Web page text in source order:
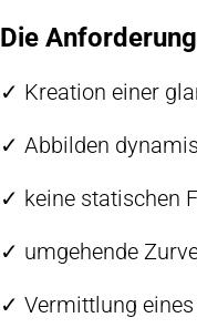
Die
✓ Kreation einer
✓ Abbilden
✓ keine statischen
✓ umgehende
✓ Vermittlung